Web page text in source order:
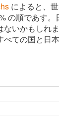
によると、
の順であす
いかもしれ
ての国と日